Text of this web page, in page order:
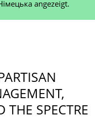
angezeigt.
THE SPECTRE